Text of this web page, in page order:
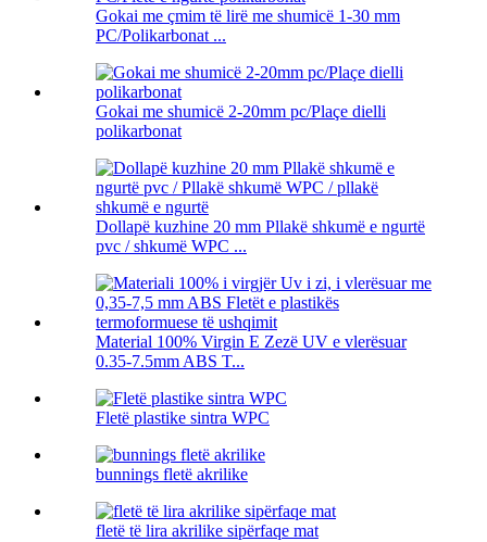
Gokai me çmim të lirë me shumicë 1-30 mm
PC/Polikarbonat ...
Gokai me shumicë 2-20mm pc/Plaçe dielli
polikarbonat
Dollapë kuzhine 20 mm Pllakë shkumë e ngurtë
pvc / shkumë WPC ...
Material 100% Virgin E Zezë UV e vlerësuar
0.35-7.5mm ABS T...
Fletë plastike sintra WPC
bunnings fletë akrilike
fletë të lira akrilike sipërfaqe mat